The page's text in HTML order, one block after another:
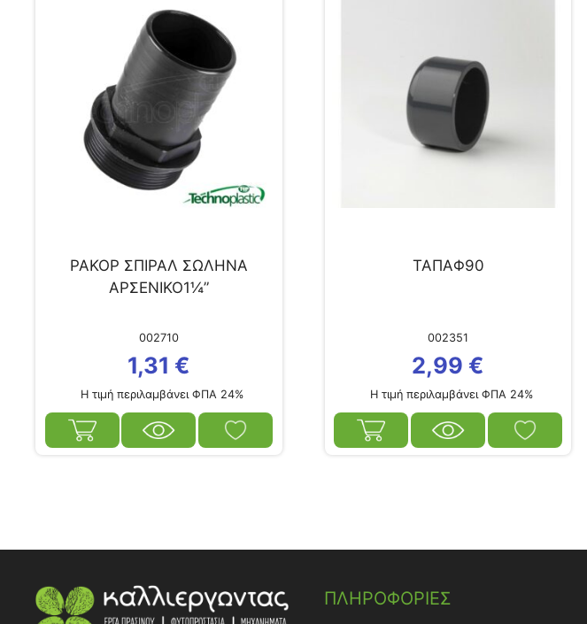
ΡΑΚΟΡ ΣΠΙΡΑΛ ΣΩΛΗΝΑ
ΑΡΣΕΝΙΚΟ1¼”
002710
1,31 €
Η τιμή περιλαμβάνει ΦΠΑ 24%
ΤΑΠΑΦ90
002351
2,99 €
Η τιμή περιλαμβάνει ΦΠΑ 24%
ΠΛΗΡΟΦΟΡΙΕΣ